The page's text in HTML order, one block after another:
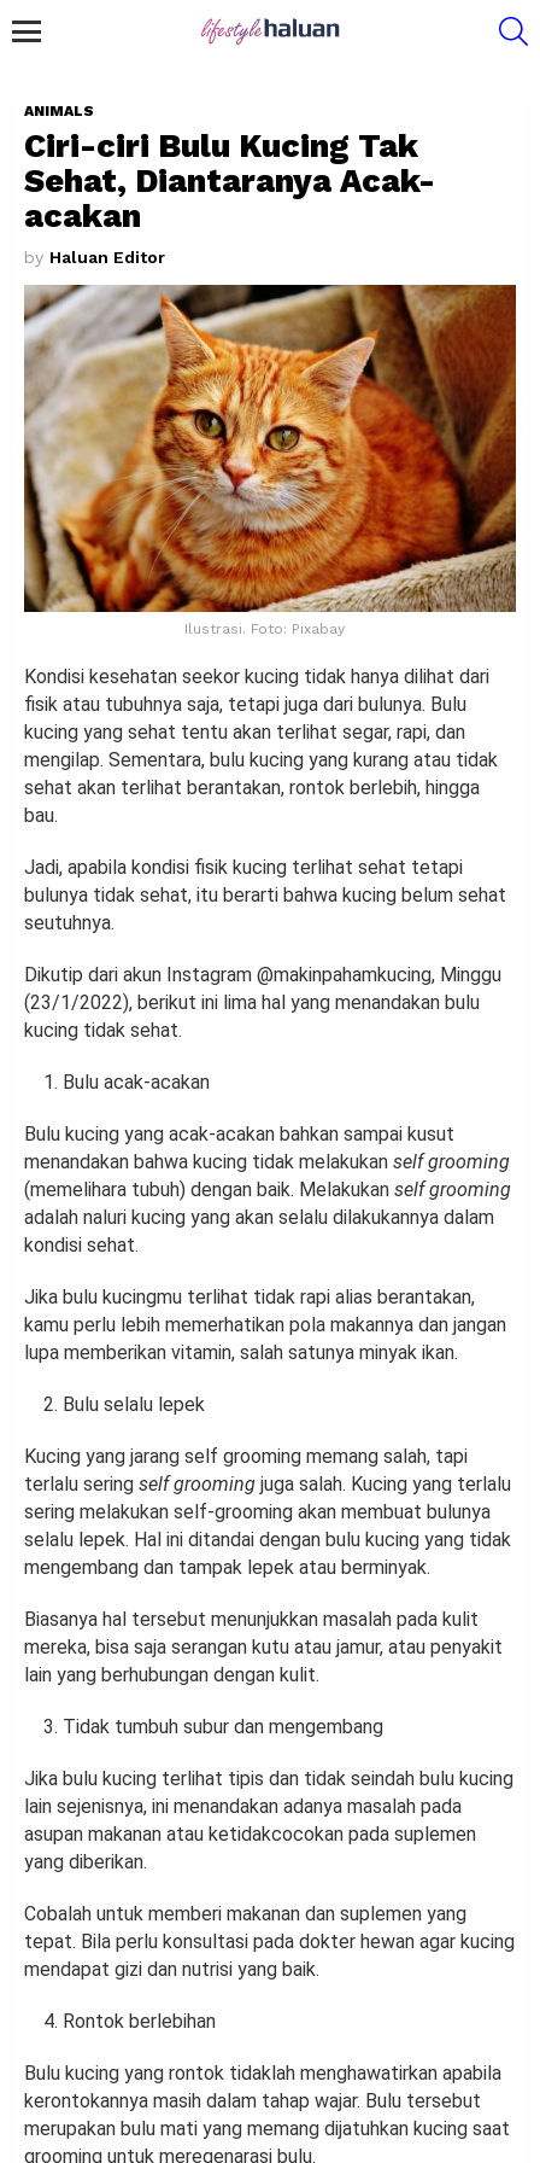
ANIMALS
Ciri-ciri Bulu Kucing Tak
Sehat, Diantaranya Acak-
acakan
by Haluan Editor
Ilustrasi. Foto: Pixabay
Kondisi kesehatan seekor kucing tidak hanya dilihat dari
fisik atau tubuhnya saja, tetapi juga dari bulunya. Bulu
kucing yang sehat tentu akan terlihat segar, rapi, dan
mengilap. Sementara, bulu kucing yang kurang atau tidak
sehat akan terlihat berantakan, rontok berlebih, hingga
bau.
Jadi, apabila kondisi fisik kucing terlihat sehat tetapi
bulunya tidak sehat, itu berarti bahwa kucing belum sehat
seutuhnya.
Dikutip dari akun Instagram @makinpahamkucing, Minggu
(23/1/2022), berikut ini lima hal yang menandakan bulu
kucing tidak sehat.
Bulu acak-acakan
Bulu kucing yang acak-acakan bahkan sampai kusut
menandakan bahwa kucing tidak melakukan self grooming
(memelihara tubuh) dengan baik. Melakukan self grooming
adalah naluri kucing yang akan selalu dilakukannya dalam
kondisi sehat.
Jika bulu kucingmu terlihat tidak rapi alias berantakan,
kamu perlu lebih memerhatikan pola makannya dan jangan
lupa memberikan vitamin, salah satunya minyak ikan.
Bulu selalu lepek
Kucing yang jarang self grooming memang salah, tapi
terlalu sering self grooming juga salah. Kucing yang terlalu
sering melakukan self-grooming akan membuat bulunya
selalu lepek. Hal ini ditandai dengan bulu kucing yang tidak
mengembang dan tampak lepek atau berminyak.
Biasanya hal tersebut menunjukkan masalah pada kulit
mereka, bisa saja serangan kutu atau jamur, atau penyakit
lain yang berhubungan dengan kulit.
Tidak tumbuh subur dan mengembang
Jika bulu kucing terlihat tipis dan tidak seindah bulu kucing
lain sejenisnya, ini menandakan adanya masalah pada
asupan makanan atau ketidakcocokan pada suplemen
yang diberikan.
Cobalah untuk memberi makanan dan suplemen yang
tepat. Bila perlu konsultasi pada dokter hewan agar kucing
mendapat gizi dan nutrisi yang baik.
Rontok berlebihan
Bulu kucing yang rontok tidaklah menghawatirkan apabila
kerontokannya masih dalam tahap wajar. Bulu tersebut
merupakan bulu mati yang memang dijatuhkan kucing saat
grooming untuk meregenarasi bulu.